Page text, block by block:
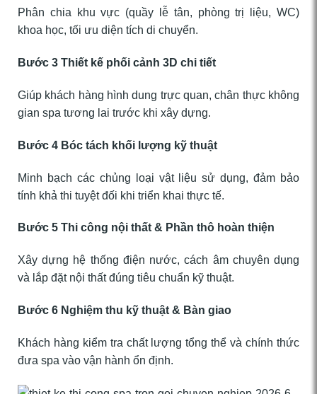
Phân chia khu vực (quầy lễ tân, phòng trị liệu, WC)
khoa học, tối ưu diện tích di chuyển.
Bước 3 Thiết kế phối cảnh 3D chi tiết
Giúp khách hàng hình dung trực quan, chân thực không
gian spa tương lai trước khi xây dựng.
Bước 4 Bóc tách khối lượng kỹ thuật
Minh bạch các chủng loại vật liệu sử dụng, đảm bảo
tính khả thi tuyệt đối khi triển khai thực tế.
Bước 5 Thi công nội thất & Phần thô hoàn thiện
Xây dựng hệ thống điện nước, cách âm chuyên dụng
và lắp đặt nội thất đúng tiêu chuẩn kỹ thuật.
Bước 6 Nghiệm thu kỹ thuật & Bàn giao
Khách hàng kiểm tra chất lượng tổng thể và chính thức
đưa spa vào vận hành ổn định.